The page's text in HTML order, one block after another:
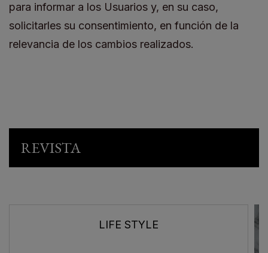
para informar a los Usuarios y, en su caso,
solicitarles su consentimiento, en función de la
relevancia de los cambios realizados.
REVISTA
LIFE STYLE